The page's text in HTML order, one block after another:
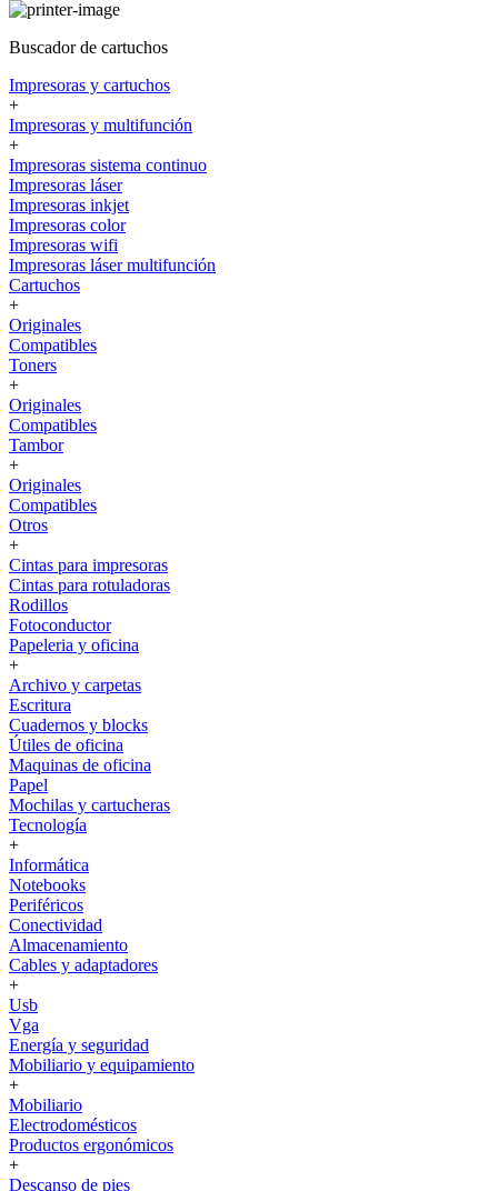
Buscador de cartuchos
Impresoras y cartuchos
+
Impresoras y multifunción
+
Impresoras sistema continuo
Impresoras láser
Impresoras inkjet
Impresoras color
Impresoras wifi
Impresoras láser multifunción
Cartuchos
+
Originales
Compatibles
Toners
+
Originales
Compatibles
Tambor
+
Originales
Compatibles
Otros
+
Cintas para impresoras
Cintas para rotuladoras
Rodillos
Fotoconductor
Papeleria y oficina
+
Archivo y carpetas
Escritura
Cuadernos y blocks
Útiles de oficina
Maquinas de oficina
Papel
Mochilas y cartucheras
Tecnología
+
Informática
Notebooks
Periféricos
Conectividad
Almacenamiento
Cables y adaptadores
+
Usb
Vga
Energía y seguridad
Mobiliario y equipamiento
+
Mobiliario
Electrodomésticos
Productos ergonómicos
+
Descanso de pies